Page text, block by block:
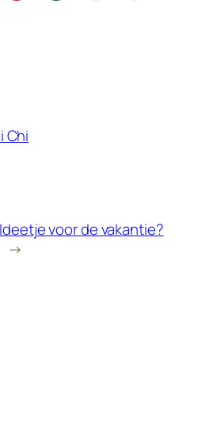
Chi
Ideetje voor de vakantie?
→